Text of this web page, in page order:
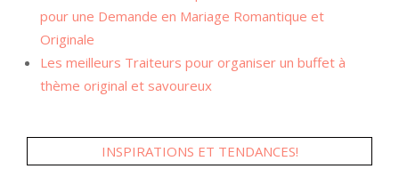
pour une Demande en Mariage Romantique et
Originale
Les meilleurs Traiteurs pour organiser un buffet à
thème original et savoureux
INSPIRATIONS ET TENDANCES!